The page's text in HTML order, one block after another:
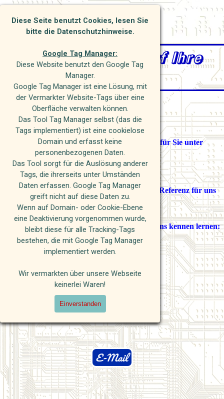
Diese Seite benutzt Cookies, lesen Sie
bitte die Datenschutzhinweise.
Google Tag Manager:
Diese Website benutzt den Google Tag
Manager.
Google Tag Manager ist eine Lösung, mit
der Vermarkter Website-Tags über eine
Oberfläche verwalten können.
Das Tool Tag Manager selbst (das die
Tags implementiert) ist eine cookielose
Domain und erfasst keine
personenbezogenen Daten.
Das Tool sorgt für die Auslösung anderer
Tags, die ihrerseits unter Umständen
Daten erfassen. Google Tag Manager
greift nicht auf diese Daten zu.
Wenn auf Domain- oder Cookie-Ebene
eine Deaktivierung vorgenommen wurde,
bleibt diese für alle Tracking-Tags
bestehen, die mit Google Tag Manager
implementiert werden.
Wir vermarkten über unsere Webseite
keinerlei Waren!
Einverstanden
Direkt zum Seiteninhalt
Wir freuen uns auf Ihre
Nachricht
Wie kommen wir zusammen:
Geben Sie uns die Chance, unsere Leistungen für Sie unter
Beweis zu stellen.
Dann haben Sie den besten Test.
Der Bedarfsfall aus Ihrer Praxis ist die beste Referenz für uns
Geben Sie uns eine Information, damit Sie uns kennen lernen:
h.winter@investitions-service.de
Oder rufen Sie einfach an:
0049 6126 70100
0049 163 754 24 34
E-Mail